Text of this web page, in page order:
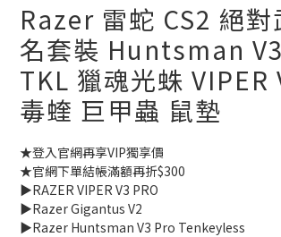
ROG/Razer 全館電競椅會員登錄再
🔥品牌限定滿額折🔥ROG周邊滿1500折100 /
300
Razer 雷蛇 CS2 絕
名套裝 Huntsman
TKL 獵魂光蛛 VIPER
毒蝰 巨甲蟲 鼠墊
★登入官網再享VIP獨享價
★官網下單結帳滿額再折$300
▶️RAZER VIPER V3 PRO
▶️Razer Gigantus V2
▶️Razer Huntsman V3 Pro Tenkeyless